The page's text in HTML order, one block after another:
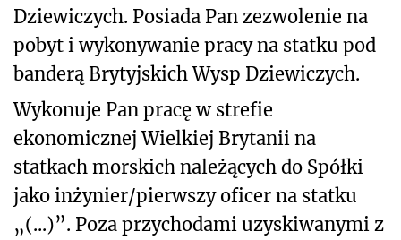
Dziewiczych. Posiada Pan zezwolenie na
pobyt i wykonywanie pracy na statku pod
banderą Brytyjskich Wysp Dziewiczych.
Wykonuje Pan pracę w strefie
ekonomicznej Wielkiej Brytanii na
statkach morskich należących do Spółki
jako inżynier/pierwszy oficer na statku
„(...)”. Poza przychodami uzyskiwanymi z